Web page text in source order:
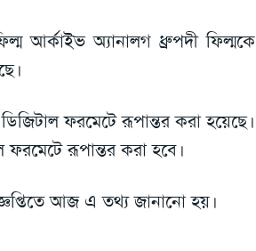
আর্কাইভ অ্যানালগ ধ্রুপদী ফিল্মকে
ফরমেটে রূপান্তর করা হয়েছে।
ফরমেটে রূপান্তর করা হবে।
আজ এ তথ্য জানানো হয়।